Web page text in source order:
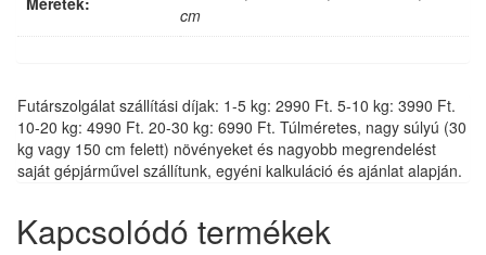
cm
Futárszolgálat szállítási díjak: 1-5 kg: 2990 Ft. 5-10 kg: 3990 Ft.
10-20 kg: 4990 Ft. 20-30 kg: 6990 Ft. Túlméretes, nagy súlyú (30
kg vagy 150 cm felett) növényeket és nagyobb megrendelést
saját gépjárművel szállítunk, egyéni kalkuláció és ajánlat alapján.
Kapcsolódó termékek